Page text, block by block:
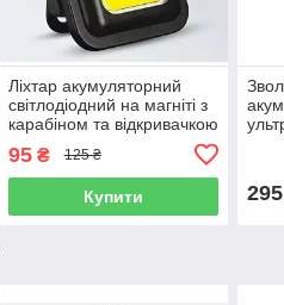
Ліхтар акумуляторний
світлодіодний на магніті з
карабіном та відкривачкою
компактний
95₴ 125 ₴
Купити 295